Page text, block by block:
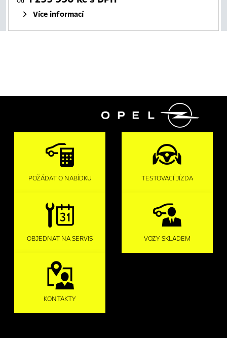
Více informací

POŽÁDAT O NABÍDKU TESTOVACÍ JÍZDA
OBJEDNAT NA SERVIS VOZY SKLADEM
KONTAKTY